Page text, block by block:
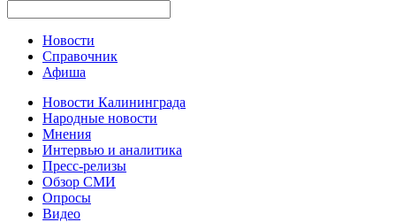
Новости
Справочник
Афиша
Новости Калининграда
Народные новости
Мнения
Интервью и аналитика
Пресс-релизы
Обзор СМИ
Опросы
Видео